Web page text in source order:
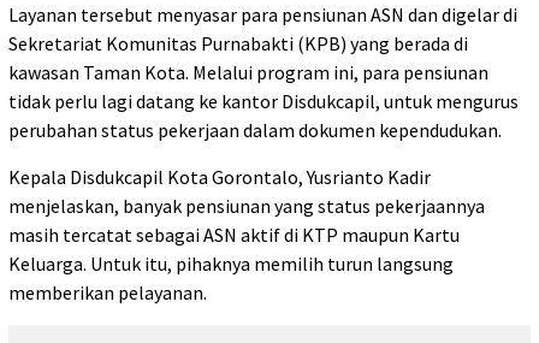
Layanan tersebut menyasar para pensiunan ASN dan digelar di
Sekretariat Komunitas Purnabakti (KPB) yang berada di
kawasan Taman Kota. Melalui program ini, para pensiunan
tidak perlu lagi datang ke kantor Disdukcapil, untuk mengurus
perubahan status pekerjaan dalam dokumen kependudukan.
Kepala Disdukcapil Kota Gorontalo, Yusrianto Kadir
menjelaskan, banyak pensiunan yang status pekerjaannya
masih tercatat sebagai ASN aktif di KTP maupun Kartu
Keluarga. Untuk itu, pihaknya memilih turun langsung
memberikan pelayanan.